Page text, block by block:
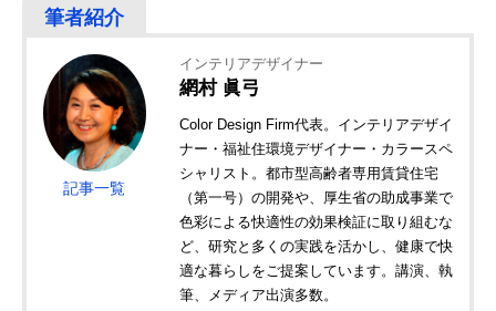
記事一覧
インテリアデザイナー
網村 眞弓
Color Design Firm代表。インテリアデザイ
ナー・福祉住環境デザイナー・カラースペ
シャリスト。都市型高齢者専用賃貸住宅
（第一号）の開発や、厚生省の助成事業で
色彩による快適性の効果検証に取り組むな
ど、研究と多くの実践を活かし、健康で快
適な暮らしをご提案しています。講演、執
筆、メディア出演多数。